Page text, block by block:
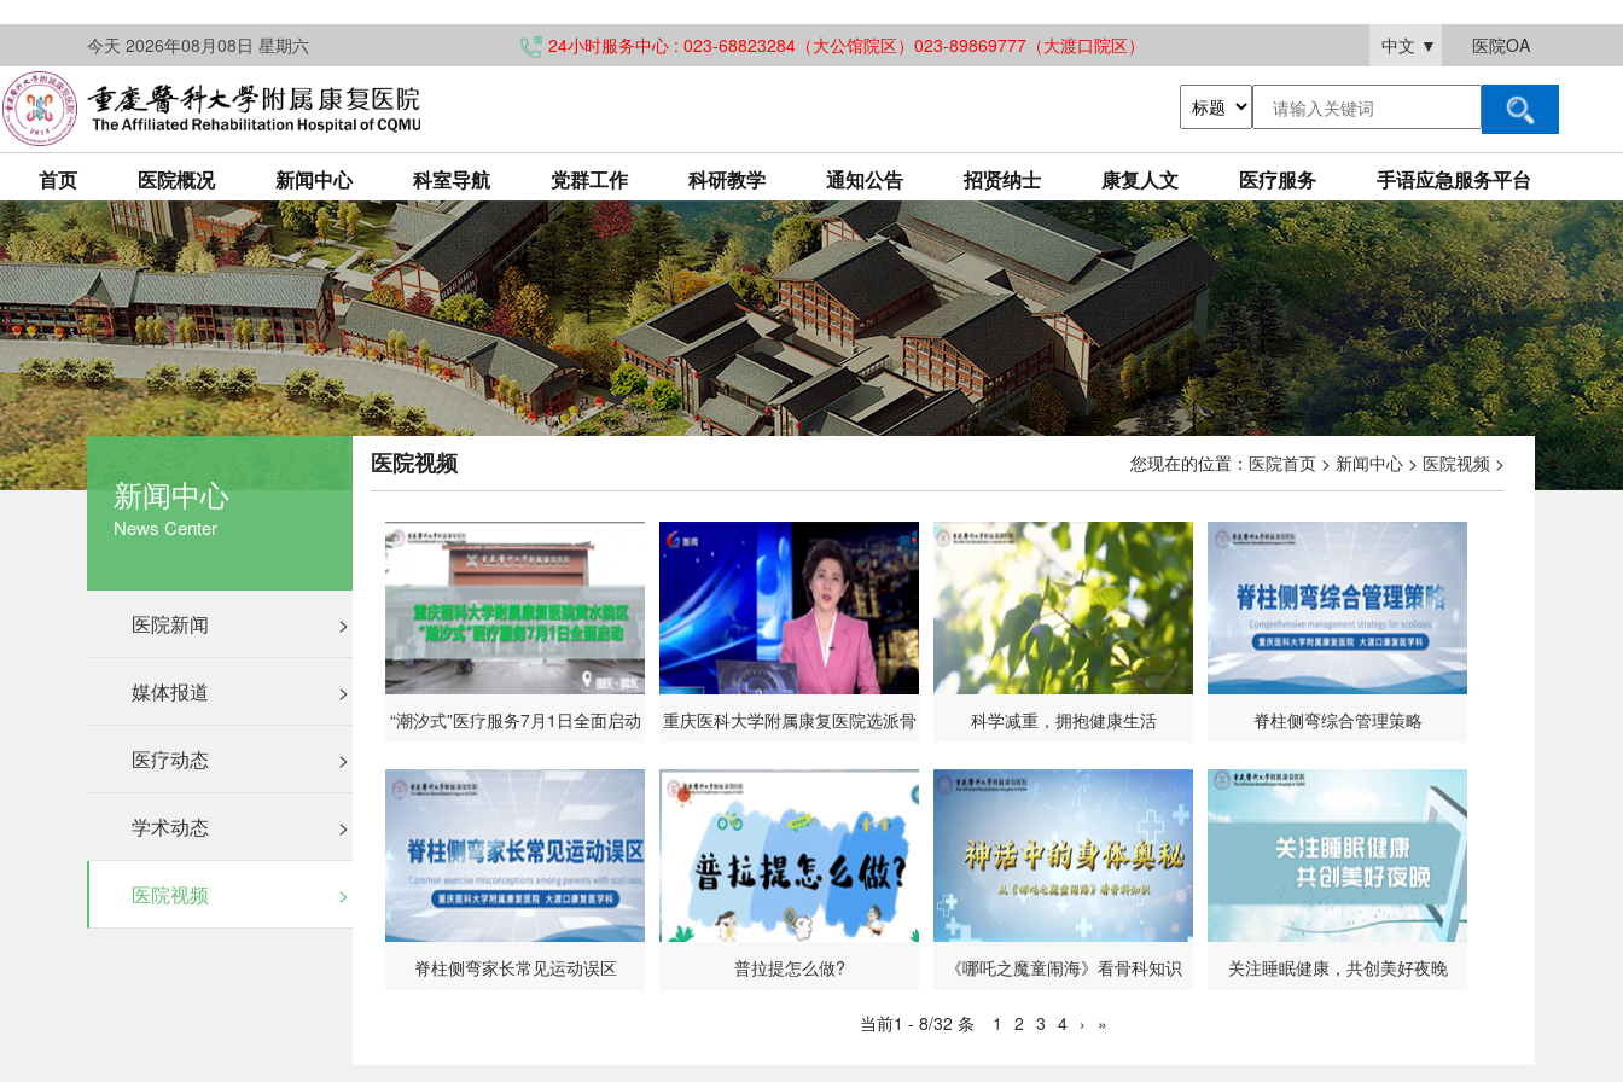
今天 2026年08月08日 星期六 24小时服务中心 : 023-68823284（大公馆院区）023-89869777（大渡口院区） 中文 ▼ 医院OA
首页 医院概况 新闻中心 科室导航 党群工作 科研教学 通知公告 招贤纳士 康复人文 医疗服务 手语应急服务平台
新闻中心
News Center
医院新闻 >
媒体报道 >
医疗动态 >
学术动态 >
医院视频 >
医院视频 您现在的位置： 医院首页 > 新闻中心 > 医院视频 >
“潮汐式”医疗服务7月1日全面启动 重庆医科大学附属康复医院选派骨
干开展帮扶
科学减重，拥抱健康生活 脊柱侧弯综合管理策略
脊柱侧弯家长常见运动误区 普拉提怎么做? 《哪吒之魔童闹海》看骨科知识 关注睡眠健康，共创美好夜晚
当前1 - 8/32 条 1 2 3 4 › »